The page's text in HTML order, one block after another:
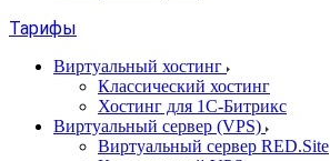
Тарифы
Виртуальный хостинг
Классический хостинг
Хостинг для 1С-Битрикс
Виртуальный сервер (VPS)
Виртуальный сервер RED.Site